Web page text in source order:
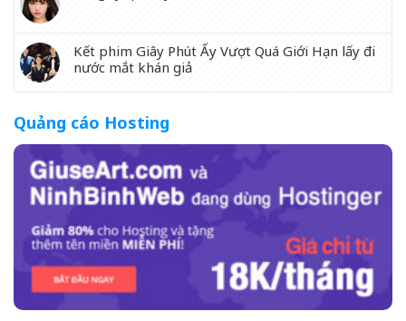
Kết phim Giây Phút Ấy Vượt Quá Giới Hạn lấy đi
nước mắt khán giả
Quảng cáo Hosting